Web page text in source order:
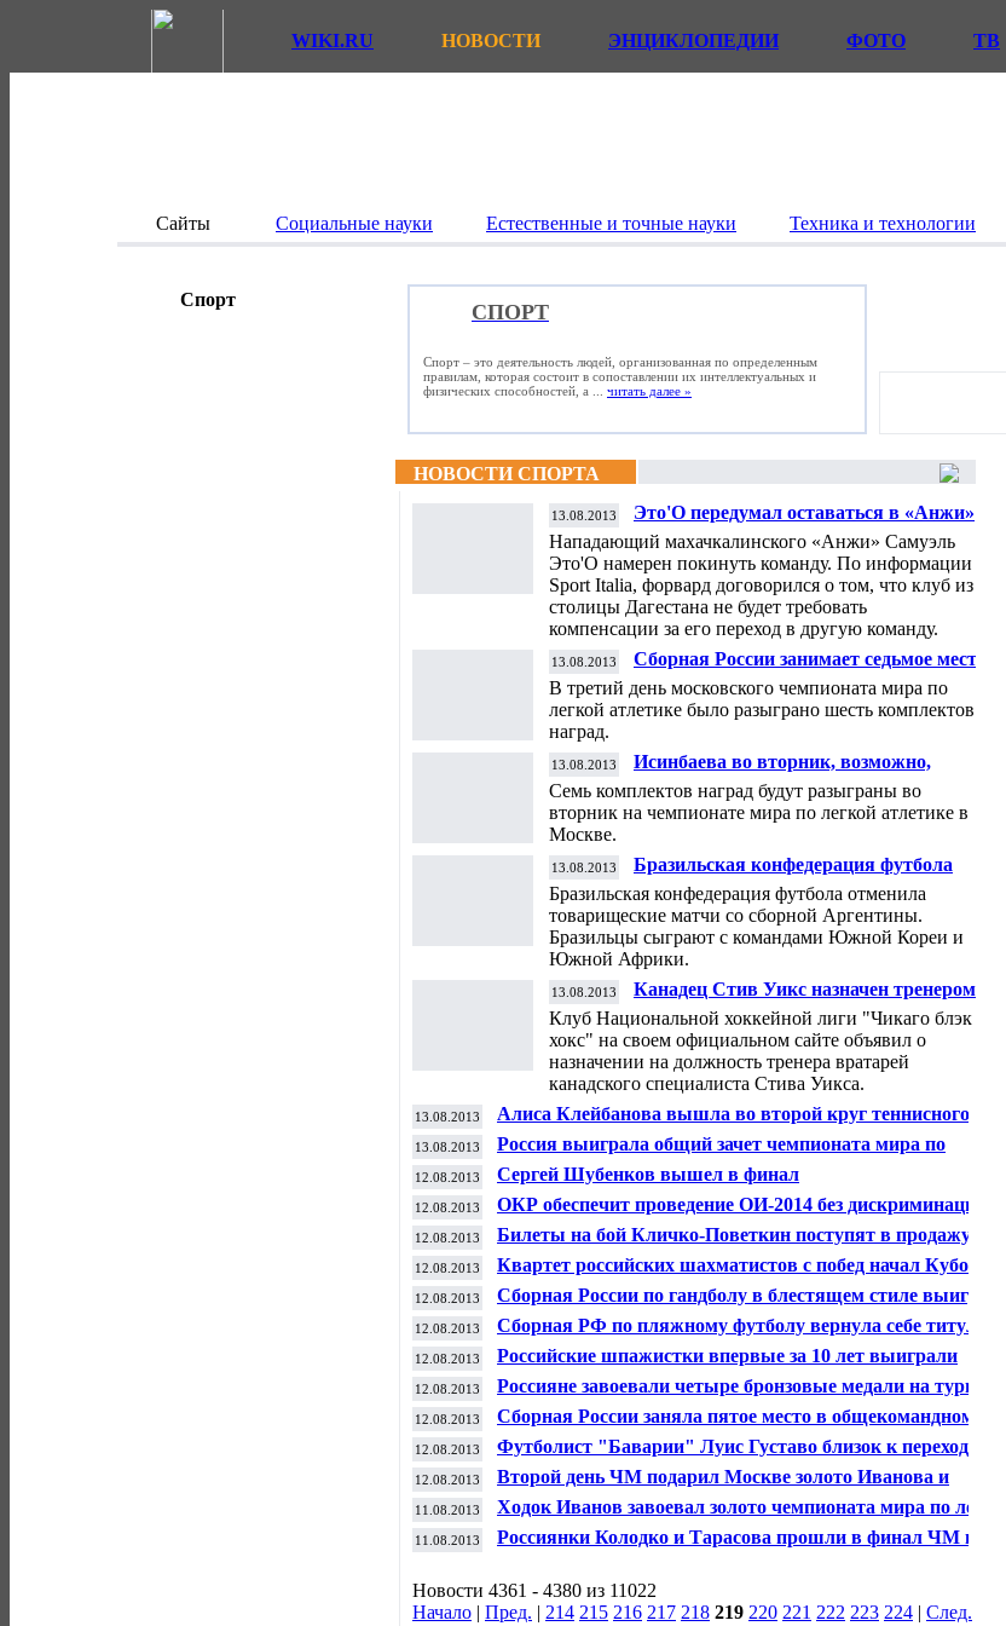
WIKI.RU НОВОСТИ ЭНЦИКЛОПЕДИИ ФОТО ТВ
Сайты Социальные науки Естественные и точные науки Техника и технологии
Спорт
СПОРТ
Спорт – это деятельность людей, организованная по определенным
правилам, которая состоит в сопоставлении их интеллектуальных и
физических способностей, а ... читать далее »
НОВОСТИ СПОРТА
13.08.2013
Это'О передумал оставаться в «Анжи»
Нападающий махачкалинского «Анжи» Самуэль
Это'О намерен покинуть команду. По информации
Sport Italia, форвард договорился о том, что клуб из
столицы Дагестана не будет требовать
компенсации за его переход в другую команду.
13.08.2013
Сборная России занимает седьмое место в
по легкой атлетике
В третий день московского чемпионата мира по
легкой атлетике было разыграно шесть комплектов
наград.
13.08.2013
Исинбаева во вторник, возможно,
выступит в последний раз в карьере
Семь комплектов наград будут разыграны во
вторник на чемпионате мира по легкой атлетике в
Москве.
13.08.2013
Бразильская конфедерация футбола
отменила товарищеские матчи против
сборной Аргентины
Бразильская конфедерация футбола отменила
товарищеские матчи со сборной Аргентины.
Бразильцы сыграют с командами Южной Кореи и
Южной Африки.
13.08.2013
Канадец Стив Уикс назначен тренером
вратарей "Чикаго блэк хокс"
Клуб Национальной хоккейной лиги "Чикаго блэк
хокс" на своем официальном сайте объявил о
назначении на должность тренера вратарей
канадского специалиста Стива Уикса.
13.08.2013
Алиса Клейбанова вышла во второй круг теннисного
турнира в Цинциннати
13.08.2013
Россия выиграла общий зачет чемпионата мира по
фехтованию
12.08.2013 Сергей Шубенков вышел в финал
12.08.2013
ОКР обеспечит проведение ОИ-2014 без дискриминации
спортсменов - Жуков
12.08.2013
Билеты на бой Кличко-Поветкин поступят в продажу
через неделю
12.08.2013
Квартет российских шахматистов с побед начал Кубок
мира
12.08.2013
Сборная России по гандболу в блестящем стиле выиграла
Евро-2013
12.08.2013
Сборная РФ по пляжному футболу вернула себе титул
победителей Евролиги
12.08.2013
Российские шпажистки впервые за 10 лет выиграли
чемпионат мира
12.08.2013
Россияне завоевали четыре бронзовые медали на турнире
по вольной борьбе в Польше
12.08.2013
Сборная России заняла пятое место в общекомандном
зачете юниорского ЧМ по велоспорту на треке
12.08.2013
Футболист "Баварии" Луис Густаво близок к переходу в
лондонский "Арсенал"
12.08.2013
Второй день ЧМ подарил Москве золото Иванова и
супершоу Болта
11.08.2013
Ходок Иванов завоевал золото чемпионата мира по легкой
атлетике
11.08.2013
Россиянки Колодко и Тарасова прошли в финал ЧМ в
Новости 4361 - 4380 из 11022
Начало | Пред. | 214 215 216 217 218 219 220 221 222 223 224 | След.